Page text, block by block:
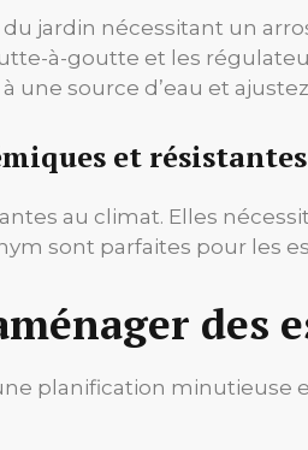
du jardin nécessitant un
à-goutte et les
une source d’eau et
et résistantes
au climat. Elles
sont parfaites pour les
des
planification minutieuse